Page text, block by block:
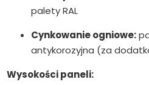
palety RAL
Cynkowanie ogniowe:
antykorozyjna (za
Wysokości paneli: